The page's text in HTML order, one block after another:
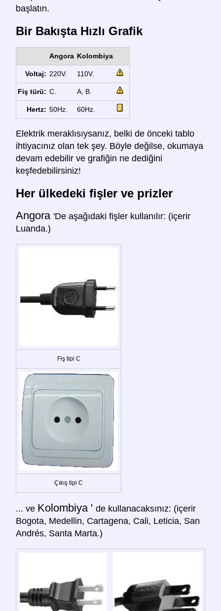
başlatın.
Bir Bakışta Hızlı Grafik
Angora Kolombiya
Voltaj: 220V. 110V.
Fiş türü: C. A, B.
Hertz: 50Hz. 60Hz.
Elektrik meraklısıysanız, belki de önceki tablo
ihtiyacınız olan tek şey. Böyle değilse, okumaya
devam edebilir ve grafiğin ne dediğini
keşfedebilirsiniz!
Her ülkedeki fişler ve prizler
Angora 'De aşağıdaki fişler kullanılır: (içerir
Luanda.)
Fiş tipi C
Çıkış tipi C
... ve Kolombiya ' de kullanacaksınız: (içerir
Bogota, Medellin, Cartagena, Cali, Leticia, San
Andrés, Santa Marta.)